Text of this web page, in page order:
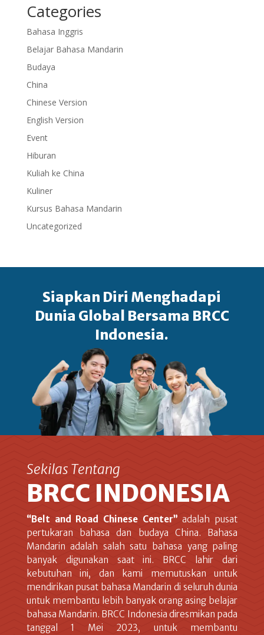
Categories
Bahasa Inggris
Belajar Bahasa Mandarin
Budaya
China
Chinese Version
English Version
Event
Hiburan
Kuliah ke China
Kuliner
Kursus Bahasa Mandarin
Uncategorized
Siapkan Diri Menghadapi
Dunia Global Bersama BRCC
Indonesia.
Sekilas Tentang
BRCC INDONESIA
“Belt and Road Chinese Center” adalah pusat
pertukaran bahasa dan budaya China. Bahasa
Mandarin adalah salah satu bahasa yang paling
banyak digunakan saat ini. BRCC lahir dari
kebutuhan ini, dan kami memutuskan untuk
mendirikan pusat bahasa Mandarin di seluruh dunia
untuk membantu lebih banyak orang asing belajar
bahasa Mandarin. BRCC Indonesia diresmikan pada
tanggal 1 Mei 2023, untuk membantu